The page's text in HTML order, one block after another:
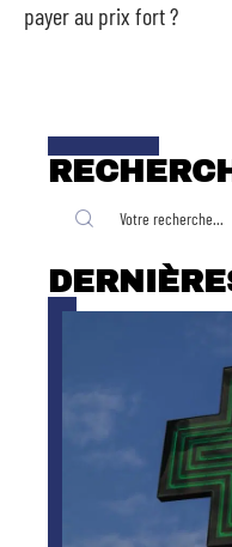
payer au prix fort ?